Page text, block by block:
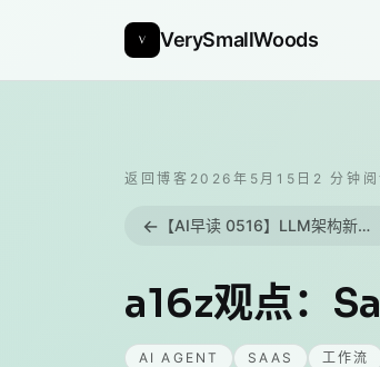
VerySmallWoods
返回博客 2026年5月15日 2 分钟阅
← 【AI早读 0516】LLM架构新进展与AI学习边界思考
a16z观点：
AI AGENT SAAS 工作流